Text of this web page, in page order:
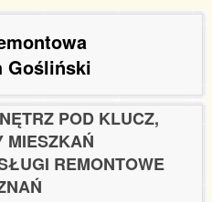
Gośliński
POD KLUCZ,
MIESZKAŃ
REMONTOWE